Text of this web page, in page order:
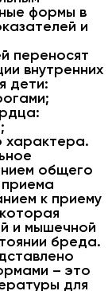
формы в
и
переносят
внутренних
дети:
характера.
общего
к приему
и мышечной
бреда.
– это
для